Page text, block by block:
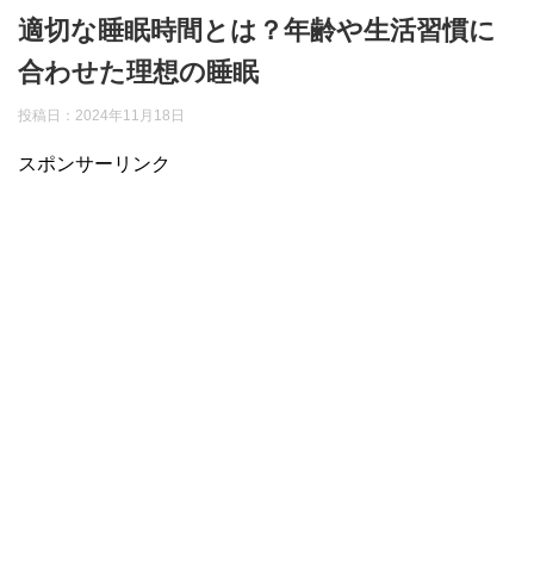
適切な睡眠時間とは？年齢や生活習慣に
合わせた理想の睡眠
投稿日： 2024年11月18日
スポンサーリンク